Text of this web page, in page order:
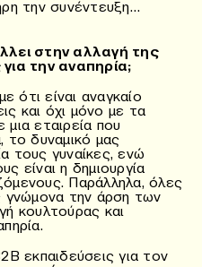
την συνέντευξη…
στην αλλαγή της
την αναπηρία;
ότι είναι αναγκαίο
και όχι μόνο με τα
μια εταιρεία που
το δυναμικό μας
τους γυναίκες, ενώ
είναι η δημιουργία
Παράλληλα, όλες
γνώμονα την άρση των
κουλτούρας και
εκπαιδεύσεις για τον